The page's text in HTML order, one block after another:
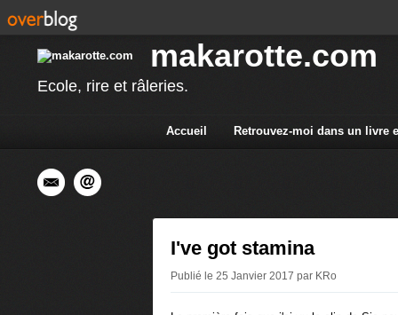
makarotte.com
Ecole, rire et râleries.
Accueil Retrouvez-moi dans un livre
I've got stamina
Publié le 25 Janvier 2017 par KRo